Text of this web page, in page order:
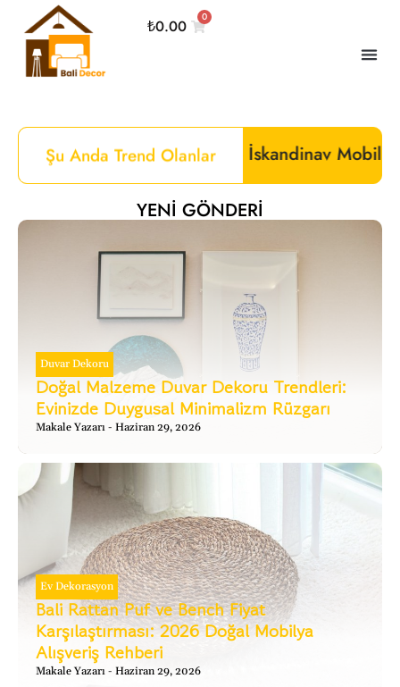
₺0.00 0
Şu Anda Trend Olanlar
ve İskandinav Mobilyalar:Bali Decor
YENI GÖNDERI
Duvar Dekoru
Doğal Malzeme Duvar Dekoru Trendleri:
Evinizde Duygusal Minimalizm Rüzgarı
Makale Yazarı Haziran 29, 2026
Ev Dekorasyon
Bali Rattan Puf ve Bench Fiyat
Karşılaştırması: 2026 Doğal Mobilya
Alışveriş Rehberi
Makale Yazarı Haziran 29, 2026